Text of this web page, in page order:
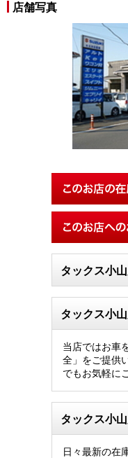
店舗写真
タックス小
タックス小
当店ではお車
全」をご提供
でもお気軽に
タックス小
日々最新の在